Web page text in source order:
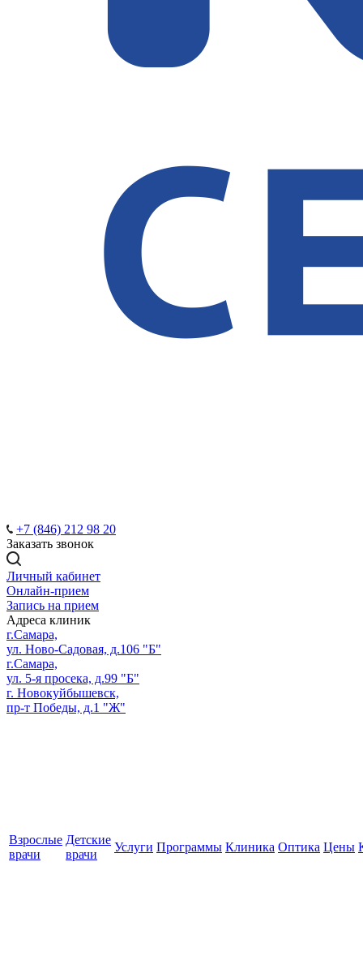
+7 (846) 212 98 20
Заказать звонок
Личный кабинет
Онлайн-прием
Запись на прием
Адреса клиник
г.Самара,
ул. Ново-Садовая, д.106 "Б"
г.Самара,
ул. 5-я просека, д.99 "Б"
г. Новокуйбышевск,
пр-т Победы, д.1 "Ж"
Взрослые
врачи
Детские
врачи
Услуги Программы Клиника Оптика Цены